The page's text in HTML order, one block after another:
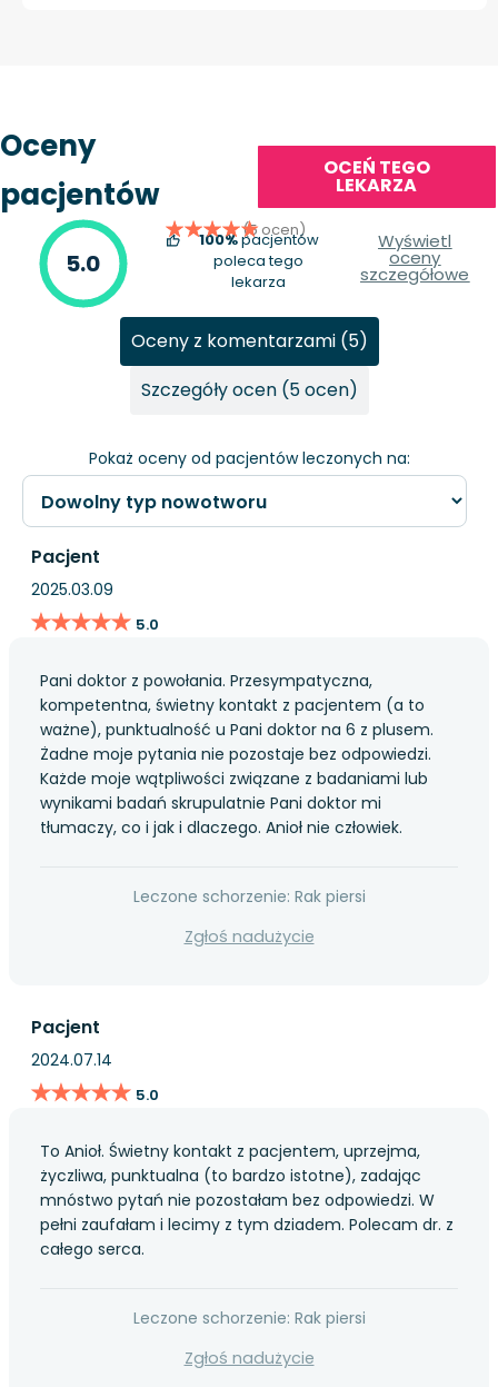
Oceny
pacjentów
OCEŃ TEGO
LEKARZA
5.0
(5 ocen)
100%pacjentów
poleca tego
lekarza
Wyświetl
oceny
szczegółowe
Pokaż oceny od pacjentów leczonych na:
Oceny z komentarzami (5)
Szczegóły ocen (5 ocen)
Pacjent
2025.03.09
★★★★★
★★★★★ 5.0
Pani doktor z powołania. Przesympatyczna,
kompetentna, świetny kontakt z pacjentem (a to
ważne), punktualność u Pani doktor na 6 z plusem.
Żadne moje pytania nie pozostaje bez odpowiedzi.
Każde moje wątpliwości związane z badaniami lub
wynikami badań skrupulatnie Pani doktor mi
tłumaczy, co i jak i dlaczego. Anioł nie człowiek.
Leczone schorzenie: Rak piersi
Zgłoś nadużycie
Pacjent
2024.07.14
★★★★★
★★★★★ 5.0
To Anioł. Świetny kontakt z pacjentem, uprzejma,
życzliwa, punktualna (to bardzo istotne), zadając
mnóstwo pytań nie pozostałam bez odpowiedzi. W
pełni zaufałam i lecimy z tym dziadem. Polecam dr. z
całego serca.
Leczone schorzenie: Rak piersi
Zgłoś nadużycie